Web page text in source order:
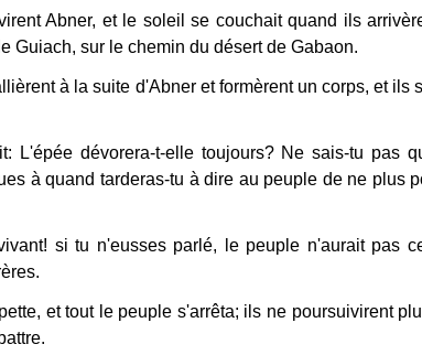
Abner, et le soleil se couchait quand ils
Guiach, sur le chemin du désert de Gabaon.
à la suite d'Abner et formèrent un corps, et ils
L'épée dévorera-t-elle toujours? Ne sais-tu pas
à quand tarderas-tu à dire au peuple de ne plus
si tu n'eusses parlé, le peuple n'aurait pas
et tout le peuple s'arrêta; ils ne poursuivirent